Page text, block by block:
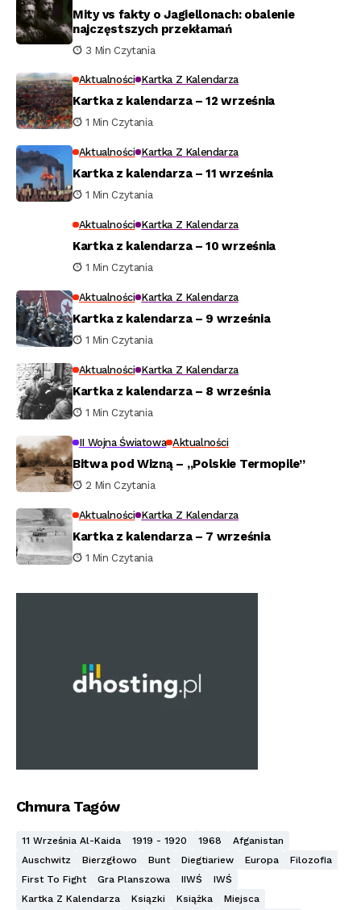
Mity vs fakty o Jagiellonach: obalenie
najczęstszych przekłamań
3 Min Czytania
Aktualności Kartka Z Kalendarza
Kartka z kalendarza – 12 września
1 Min Czytania
Aktualności Kartka Z Kalendarza
Kartka z kalendarza – 11 września
1 Min Czytania
Aktualności Kartka Z Kalendarza
Kartka z kalendarza – 10 września
1 Min Czytania
Aktualności Kartka Z Kalendarza
Kartka z kalendarza – 9 września
1 Min Czytania
Aktualności Kartka Z Kalendarza
Kartka z kalendarza – 8 września
1 Min Czytania
II Wojna Światowa Aktualności
Bitwa pod Wizną – „Polskie Termopile”
2 Min Czytania
Aktualności Kartka Z Kalendarza
Kartka z kalendarza – 7 września
1 Min Czytania
Chmura Tagów
11 Września Al-Kaida 1919 - 1920 1968
Afganistan
Auschwitz
Bierzgłowo Bunt Diegtiariew Europa
Filozofia
First To Fight
Gra Planszowa IIWŚ
IWŚ
Kartka Z Kalendarza
Ksiązki Książka
Miejsca